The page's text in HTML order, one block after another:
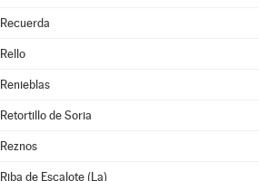
Recuerda
Rello
Renieblas
Retortillo de Soria
Reznos
Riba de Escalote (La)